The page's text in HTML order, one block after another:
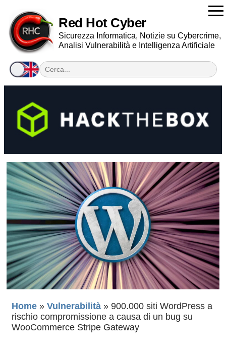
Red Hot Cyber
Sicurezza Informatica, Notizie su Cybercrime,
Analisi Vulnerabilità e Intelligenza Artificiale
Home » Vulnerabilità » 900.000 siti WordPress a
rischio compromissione a causa di un bug su
WooCommerce Stripe Gateway